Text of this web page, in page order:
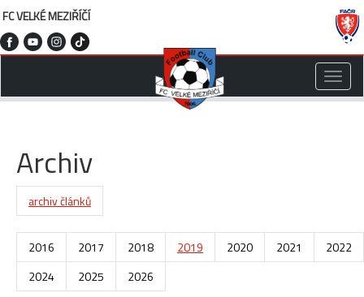
FC VELKÉ MEZIŘÍČÍ
Toggle
Archiv
archiv článků
2016 2017 2018 2019 2020 2021
2022
2024
2025 2026